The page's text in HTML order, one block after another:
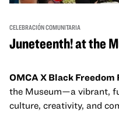
CELEBRACIÓN COMUNITARIA
Juneteenth! at the
OMCA X Black Freedom
the Museum—a vibrant,
culture, creativity, and